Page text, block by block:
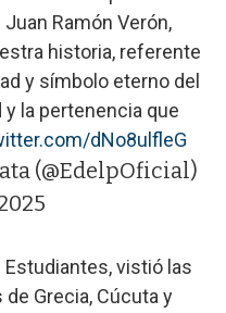
Ramón Verón,
historia, referente
y símbolo eterno del
la pertenencia que
dNo8ulfleG
(@EdelpOficial)
vistió las
Grecia, Cúcuta y